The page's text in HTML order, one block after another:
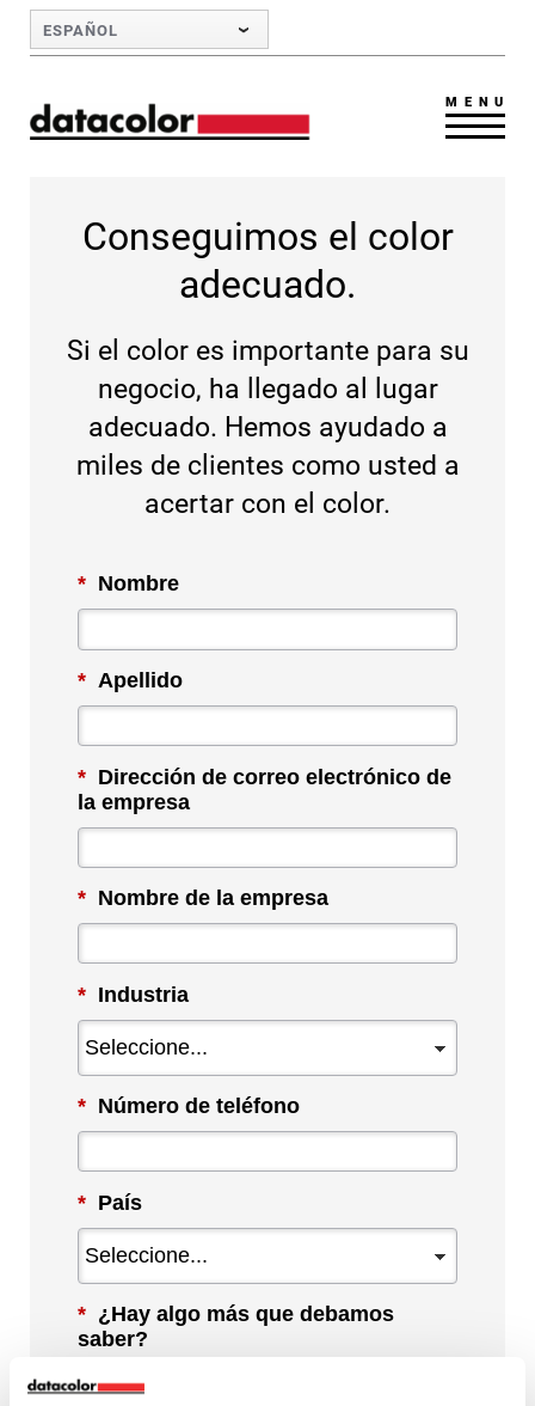
Skip to Main Content
ESPAÑOL
MENU
Conseguimos el color
adecuado.
Si el color es importante para su
negocio, ha llegado al lugar
adecuado. Hemos ayudado a
miles de clientes como usted a
acertar con el color.
* Nombre
* Apellido
* Dirección de correo electrónico de
la empresa
* Nombre de la empresa
* Industria
* Número de teléfono
* País
* ¿Hay algo más que debamos
saber?